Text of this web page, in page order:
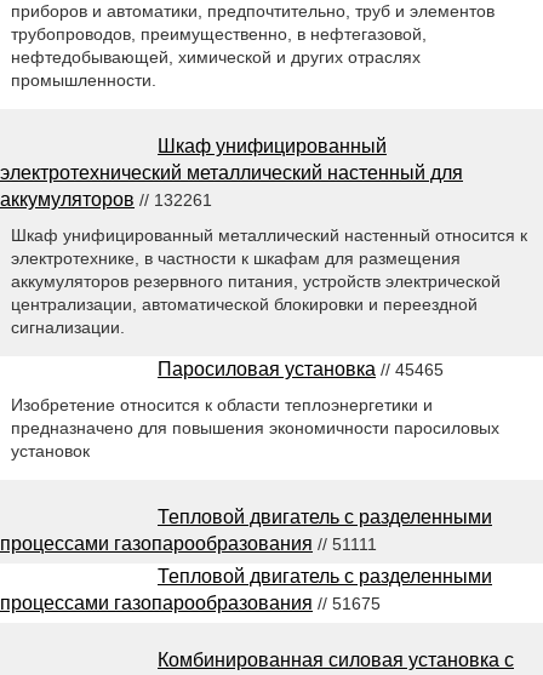
приборов и автоматики, предпочтительно, труб и элементов
трубопроводов, преимущественно, в нефтегазовой,
нефтедобывающей, химической и других отраслях
промышленности.
Шкаф унифицированный
электротехнический металлический настенный для
аккумуляторов // 132261
Шкаф унифицированный металлический настенный относится к
электротехнике, в частности к шкафам для размещения
аккумуляторов резервного питания, устройств электрической
централизации, автоматической блокировки и переездной
сигнализации.
Паросиловая установка // 45465
Изобретение относится к области теплоэнергетики и
предназначено для повышения экономичности паросиловых
установок
Тепловой двигатель с разделенными
процессами газопарообразования // 51111
Тепловой двигатель с разделенными
процессами газопарообразования // 51675
Комбинированная силовая установка с